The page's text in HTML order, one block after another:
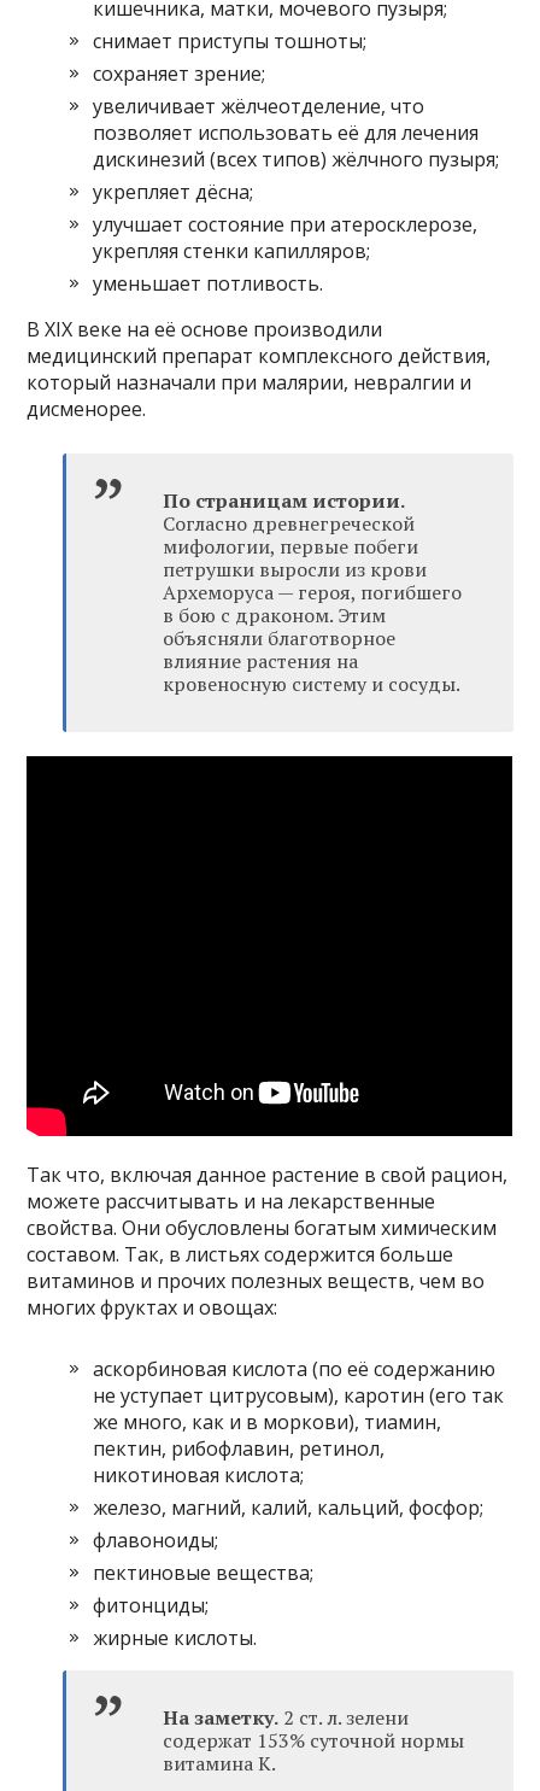
кишечника, матки, мочевого пузыря;
снимает приступы тошноты;
сохраняет зрение;
увеличивает жёлчеотделение, что
позволяет использовать её для лечения
дискинезий (всех типов) жёлчного пузыря;
укрепляет дёсна;
улучшает состояние при атеросклерозе,
укрепляя стенки капилляров;
уменьшает потливость.
В XIX веке на её основе производили
медицинский препарат комплексного действия,
который назначали при малярии, невралгии и
дисменорее.
По страницам истории.
Согласно древнегреческой
мифологии, первые побеги
петрушки выросли из крови
Археморуса — героя, погибшего
в бою с драконом. Этим
объясняли благотворное
влияние растения на
кровеносную систему и сосуды.
Так что, включая данное растение в свой рацион,
можете рассчитывать и на лекарственные
свойства. Они обусловлены богатым химическим
составом. Так, в листьях содержится больше
витаминов и прочих полезных веществ, чем во
многих фруктах и овощах:
аскорбиновая кислота (по её содержанию
не уступает цитрусовым), каротин (его так
же много, как и в моркови), тиамин,
пектин, рибофлавин, ретинол,
никотиновая кислота;
железо, магний, калий, кальций, фосфор;
флавоноиды;
пектиновые вещества;
фитонциды;
жирные кислоты.
На заметку. 2 ст. л. зелени
содержат 153% суточной нормы
витамина К.